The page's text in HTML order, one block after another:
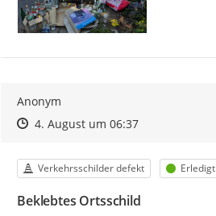
Anonym
Zeitpunkt des Erstellens
Zeitpunkt des Erstellens
4. August um 06:37Zur Äußerung
Kategorie
Verkehrsschilder defekt Status
Erledigt
Beklebtes Ortsschild